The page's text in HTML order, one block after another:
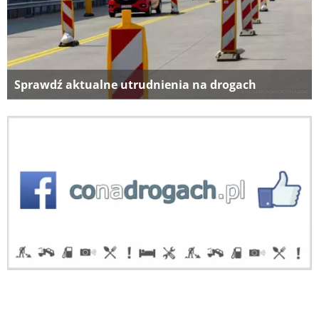
Sprawdź aktualne utrudnienia na drogach